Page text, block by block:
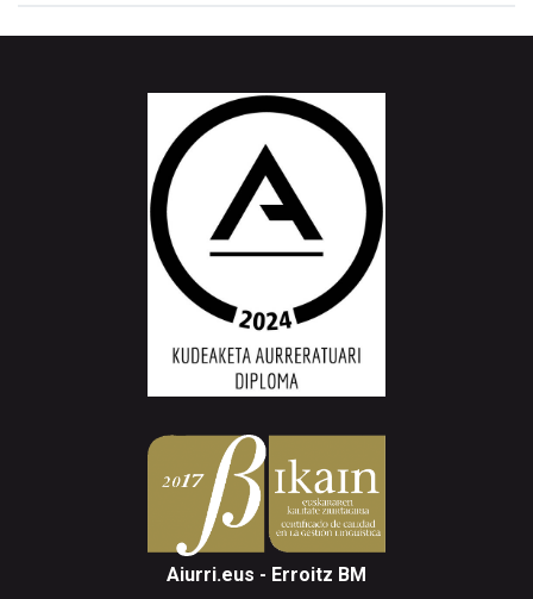
Aiurri.eus - Erroitz BM